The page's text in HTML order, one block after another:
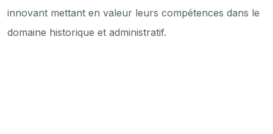
innovant mettant en valeur leurs compétences dans le
domaine historique et administratif.